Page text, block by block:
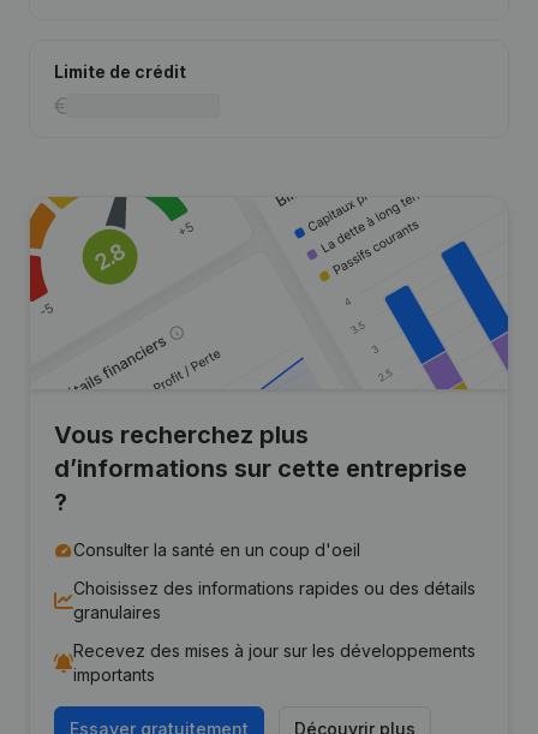
Limite de crédit
Vous recherchez plus
d’informations sur cette entreprise
?
Consulter la santé en un coup d'oeil
Choisissez des informations rapides ou des détails
granulaires
Recevez des mises à jour sur les développements
importants
Essayer gratuitement Découvrir plus